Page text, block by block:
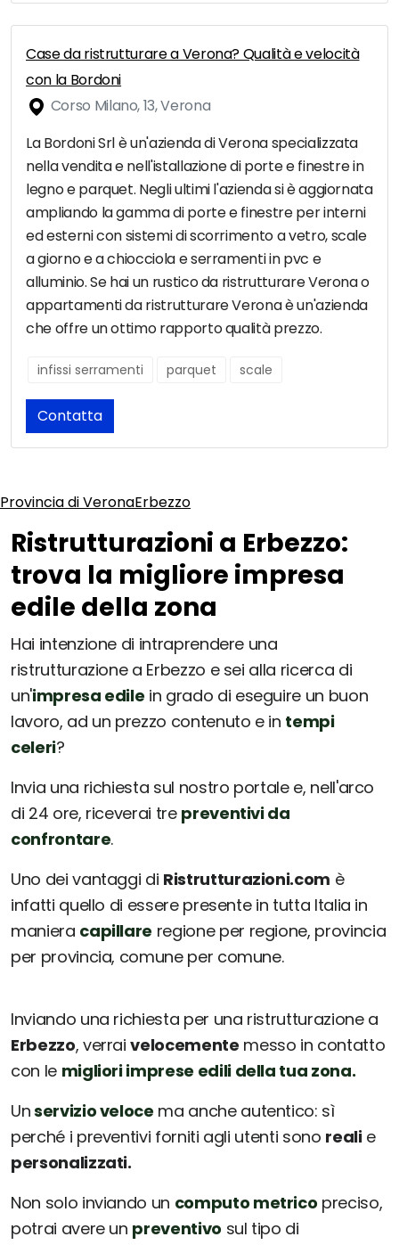
Case da ristrutturare a Verona? Qualità e velocità
con la Bordoni
Corso Milano, 13, Verona
La Bordoni Srl è un'azienda di Verona specializzata
nella vendita e nell'istallazione di porte e finestre in
legno e parquet. Negli ultimi l'azienda si è aggiornata
ampliando la gamma di porte e finestre per interni
ed esterni con sistemi di scorrimento a vetro, scale
a giorno e a chiocciola e serramenti in pvc e
alluminio. Se hai un rustico da ristrutturare Verona o
appartamenti da ristrutturare Verona è un'azienda
che offre un ottimo rapporto qualità prezzo.
infissi serramenti parquet scale
Contatta
Provincia di VeronaErbezzo
Ristrutturazioni a Erbezzo:
trova la migliore impresa
edile della zona
Hai intenzione di intraprendere una
ristrutturazione a Erbezzo e sei alla ricerca di
un'impresa edile in grado di eseguire un buon
lavoro, ad un prezzo contenuto e in tempi
celeri?
Invia una richiesta sul nostro portale e, nell'arco
di 24 ore, riceverai tre preventivi da
confrontare.
Uno dei vantaggi di Ristrutturazioni.com è
infatti quello di essere presente in tutta Italia in
maniera capillare regione per regione, provincia
per provincia, comune per comune.
Inviando una richiesta per una ristrutturazione a
Erbezzo, verraivelocemente messo in contatto
con le migliori imprese edili della tua zona.
Unservizio veloce ma anche autentico: sì
perché i preventivi forniti agli utenti sono realie
personalizzati.
Non solo inviando un computo metrico preciso,
potrai avere un preventivo sul tipo di